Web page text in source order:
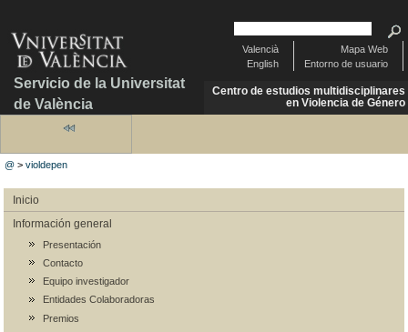
Servicio de la Universitat
de València
Mapa Web
Entorno de usuario
Valencià
English
Centro de estudios multidisciplinares
en Violencia de Género
@ >violdepen
Inicio
Información general
Presentación
Contacto
Equipo investigador
Entidades Colaboradoras
Premios